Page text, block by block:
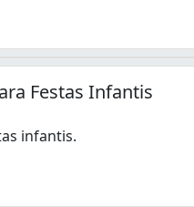
Festas Infantis
infantis.